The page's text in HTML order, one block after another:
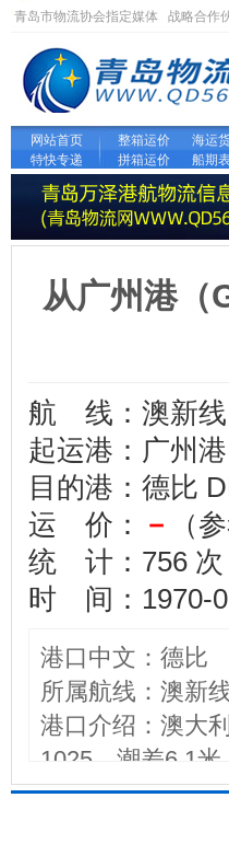
青岛市物流协会指定媒体 战略合作
网站首页 整箱运价 海运
特快专递
拼箱运价 船期
从广州港（
航 线：澳新线
起运港：广州
目的港：德比
运 价：
－
（
统 计：756 次
时 间：1970-
港口中文：德比
所属航线：澳新
港口介绍：澳大
1025。潮差6.1
联系用无线电甚
口。工作时间8